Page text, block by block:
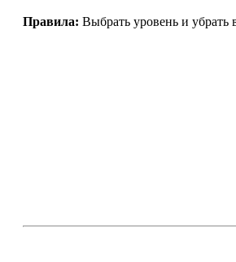
Правила: Выбрать уровень и убрать